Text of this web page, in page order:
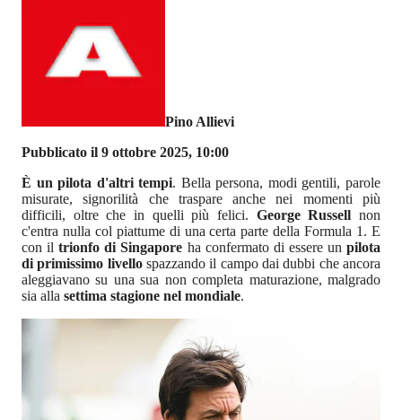
Pino Allievi
Pubblicato il 9 ottobre 2025, 10:00
È un pilota d'altri tempi. Bella persona, modi gentili, parole
misurate, signorilità che traspare anche nei momenti più
difficili, oltre che in quelli più felici. George Russell non
c'entra nulla col piattume di una certa parte della Formula 1. E
con iltrionfo di Singapore ha confermato di essere un pilota
di primissimo livello spazzando il campo dai dubbi che ancora
aleggiavano su una sua non completa maturazione, malgrado
sia alla settima stagione nel mondiale.